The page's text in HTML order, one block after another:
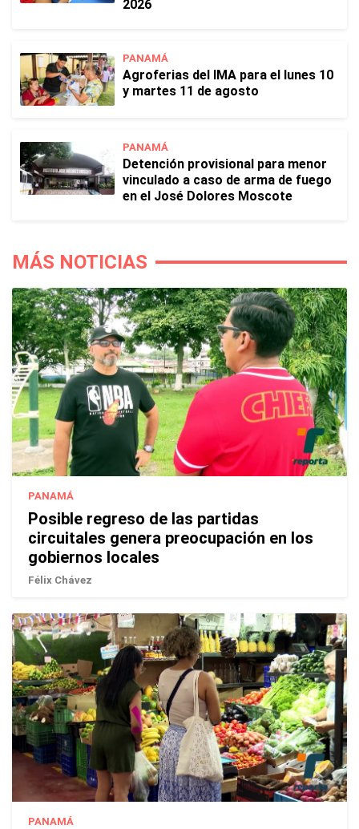
2026
PANAMÁ
Agroferias del IMA para el lunes 10
y martes 11 de agosto
PANAMÁ
Detención provisional para menor
vinculado a caso de arma de fuego
en el José Dolores Moscote
MÁS NOTICIAS
PANAMÁ
Posible regreso de las partidas
circuitales genera preocupación en los
gobiernos locales
Félix Chávez
PANAMÁ